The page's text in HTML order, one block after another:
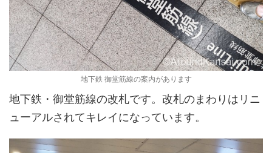
地下鉄 御堂筋線の案内があります
地下鉄・御堂筋線の改札です。改札のまわりはリニ
ューアルされてキレイになっています。